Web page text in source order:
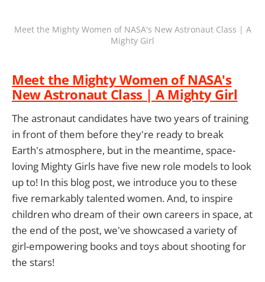
Meet the Mighty Women of NASA's New Astronaut Class | A
Mighty Girl
Meet the Mighty Women of NASA's
New Astronaut Class | A Mighty Girl
The astronaut candidates have two years of training
in front of them before they're ready to break
Earth's atmosphere, but in the meantime, space-
loving Mighty Girls have five new role models to look
up to! In this blog post, we introduce you to these
five remarkably talented women. And, to inspire
children who dream of their own careers in space, at
the end of the post, we've showcased a variety of
girl-empowering books and toys about shooting for
the stars!